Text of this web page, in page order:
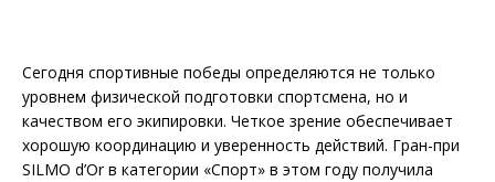
Сегодня спортивные победы определяются не только
уровнем физической подготовки спортсмена, но и
качеством его экипировки. Четкое зрение обеспечивает
хорошую координацию и уверенность действий. Гран-при
SILMO d’Or в категории «Спорт» в этом году получила